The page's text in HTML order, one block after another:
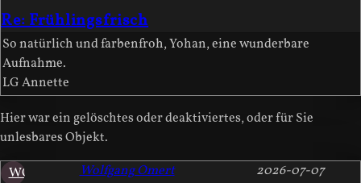
Re: Frühlingsfrisch
So natürlich und farbenfroh, Yohan, eine wunderbare
Aufnahme.
LG Annette
Hier war ein gelöschtes oder deaktiviertes, oder für Sie
unlesbares Objekt.
WO
2026-07-07
Wolfgang Omert